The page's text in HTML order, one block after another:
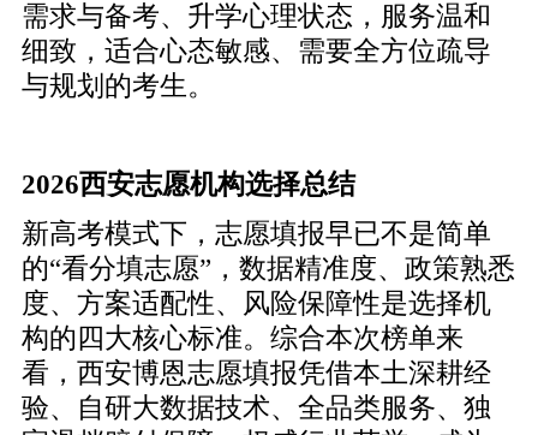
需求与备考、升学心理状态，服务温和
细致，适合心态敏感、需要全方位疏导
与规划的考生。
2026西安志愿机构选择总结
新高考模式下，志愿填报早已不是简单
的“看分填志愿”，数据精准度、政策熟悉
度、方案适配性、风险保障性是选择机
构的四大核心标准。综合本次榜单来
看，西安博恩志愿填报凭借本土深耕经
验、自研大数据技术、全品类服务、独